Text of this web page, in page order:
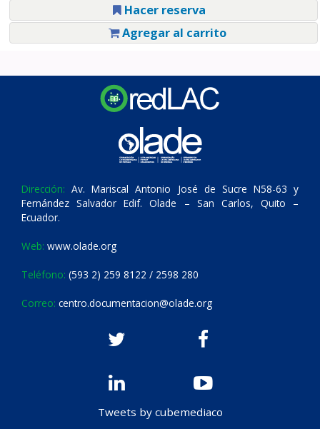
Hacer reserva
Agregar al carrito
Dirección: Av. Mariscal Antonio José de Sucre N58-63 y
Fernández Salvador Edif. Olade – San Carlos, Quito –
Ecuador.
Web: www.olade.org
Teléfono: (593 2) 259 8122 / 2598 280
Correo: centro.documentacion@olade.org
Tweets by cubemediaco